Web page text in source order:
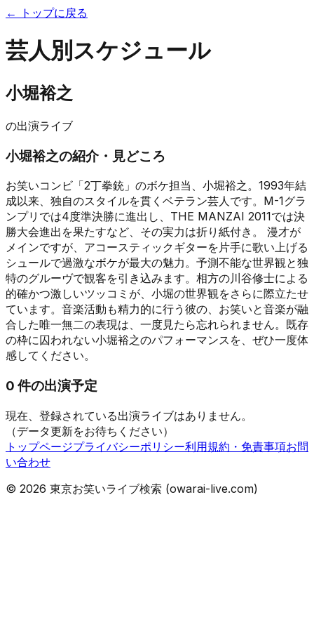
← トップに戻る
芸人別スケジュール
小堀裕之
の出演ライブ
小堀裕之の紹介・見どころ
お笑いコンビ「2丁拳銃」のボケ担当、小堀裕之。1993年結
成以来、独自のスタイルを貫くベテラン芸人です。M-1グラ
ンプリでは4度準決勝に進出し、THE MANZAI 2011では決
勝大会進出を果たすなど、その実力は折り紙付き。 漫才が
メインですが、アコースティックギターを片手に歌い上げる
シュールで過激なボケが最大の魅力。予測不能な世界観と独
特のグルーヴで観客を引き込みます。相方の川谷修士による
的確かつ激しいツッコミが、小堀の世界観をさらに際立たせ
ています。音楽活動も精力的に行う彼の、お笑いと音楽が融
合した唯一無二の表現は、一度見たら忘れられません。既存
の枠に囚われない小堀裕之のパフォーマンスを、ぜひ一度体
感してください。
0 件の出演予定
現在、登録されている出演ライブはありません。
（データ更新をお待ちください）
トップページプライバシーポリシー利用規約・免責事項お問
い合わせ
© 2026 東京お笑いライブ検索 (owarai-live.com)